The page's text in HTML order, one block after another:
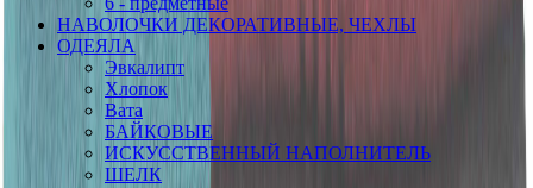
НАВОЛОЧКИ ДЕКОРАТИВНЫЕ, ЧЕХЛЫ
ОДЕЯЛА
Эвкалипт
Хлопок
Вата
БАЙКОВЫЕ
ИСКУССТВЕННЫЙ НАПОЛНИТЕЛЬ
ШЕЛК